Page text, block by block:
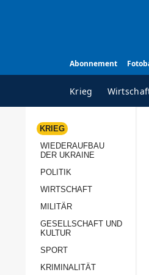
Abonnement
Krieg
ALLE
Politik
Militär
KRIEG
WIEDERAUFBAU
DER UKRAINE
POLITIK
WIRTSCHAFT
MILITÄR
GESELLSCHAFT UND
KULTUR
SPORT
KRIMINALITÄT